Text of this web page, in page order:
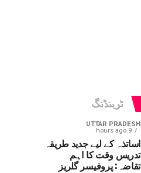
ٹرینڈنگ
UTTAR PRADESH
9 hours ago
اساتذہ کے لیے جدید طریقہ
تدریس وقت کا اہم
تقاضہ: پروفیسر گلریز